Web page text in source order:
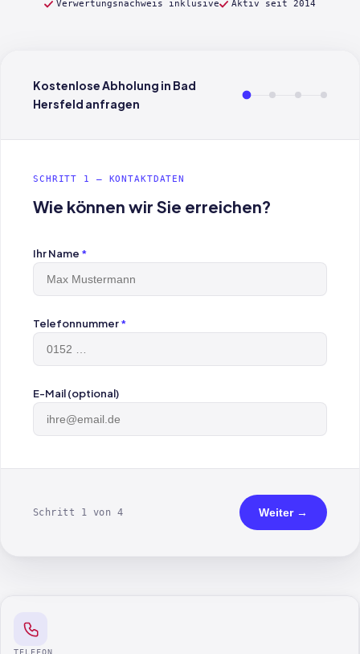
Verwertungsnachweis inklusive Aktiv seit 2014
Kostenlose Abholung in Bad
Hersfeld anfragen
SCHRITT 1 — KONTAKTDATEN
Wie können wir Sie erreichen?
Ihr Name *
Telefonnummer*
E-Mail (optional)
Schritt 1 von 4 Weiter →
TELEFON